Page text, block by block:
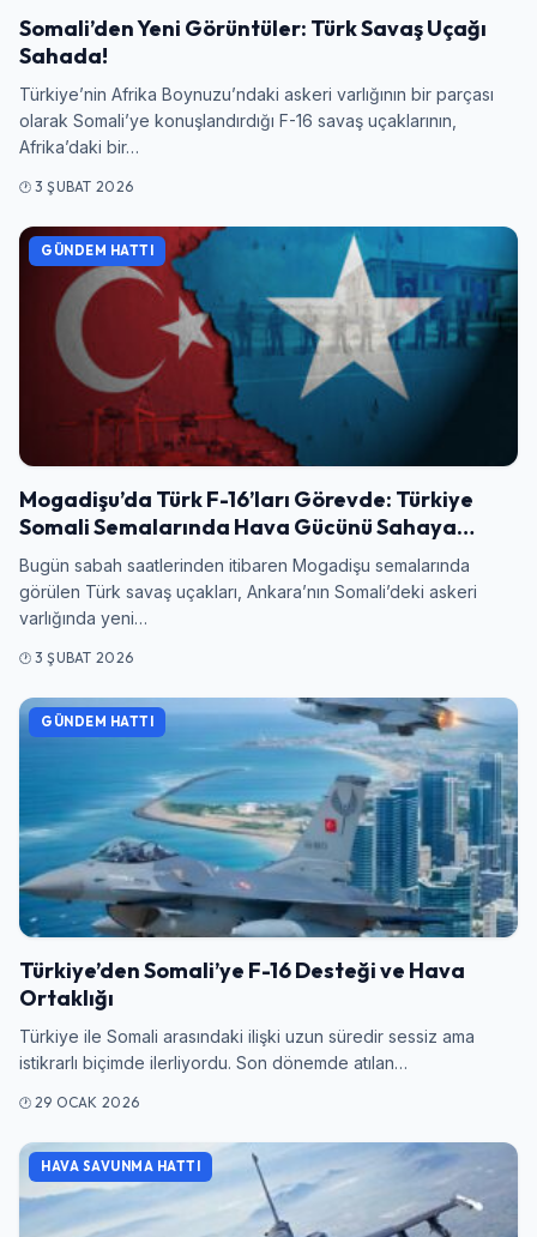
Somali’den Yeni Görüntüler: Türk Savaş Uçağı
Sahada!
Türkiye’nin Afrika Boynuzu’ndaki askeri varlığının bir parçası
olarak Somali’ye konuşlandırdığı F-16 savaş uçaklarının,
Afrika’daki bir…
3 ŞUBAT 2026
GÜNDEM HATTI
Mogadişu’da Türk F-16’ları Görevde: Türkiye
Somali Semalarında Hava Gücünü Sahaya…
Bugün sabah saatlerinden itibaren Mogadişu semalarında
görülen Türk savaş uçakları, Ankara’nın Somali’deki askeri
varlığında yeni…
3 ŞUBAT 2026
GÜNDEM HATTI
Türkiye’den Somali’ye F-16 Desteği ve Hava
Ortaklığı
Türkiye ile Somali arasındaki ilişki uzun süredir sessiz ama
istikrarlı biçimde ilerliyordu. Son dönemde atılan…
29 OCAK 2026
HAVA SAVUNMA HATTI
Şifre
Beni Hatırla